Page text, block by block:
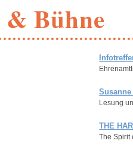
Bühne
Lesung
THE
The Spirit